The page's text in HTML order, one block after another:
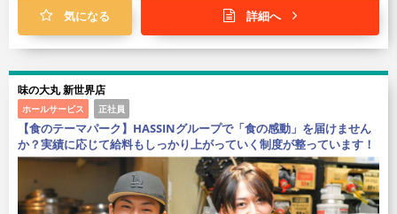
気になる 詳細へ
味の大丸 新世界店
ホールサービス 正社員
【食のテーマパーク】HASSINグループで「食の感動」を届けません
か？実績に応じて給料もしっかり上がっていく制度が整っています！